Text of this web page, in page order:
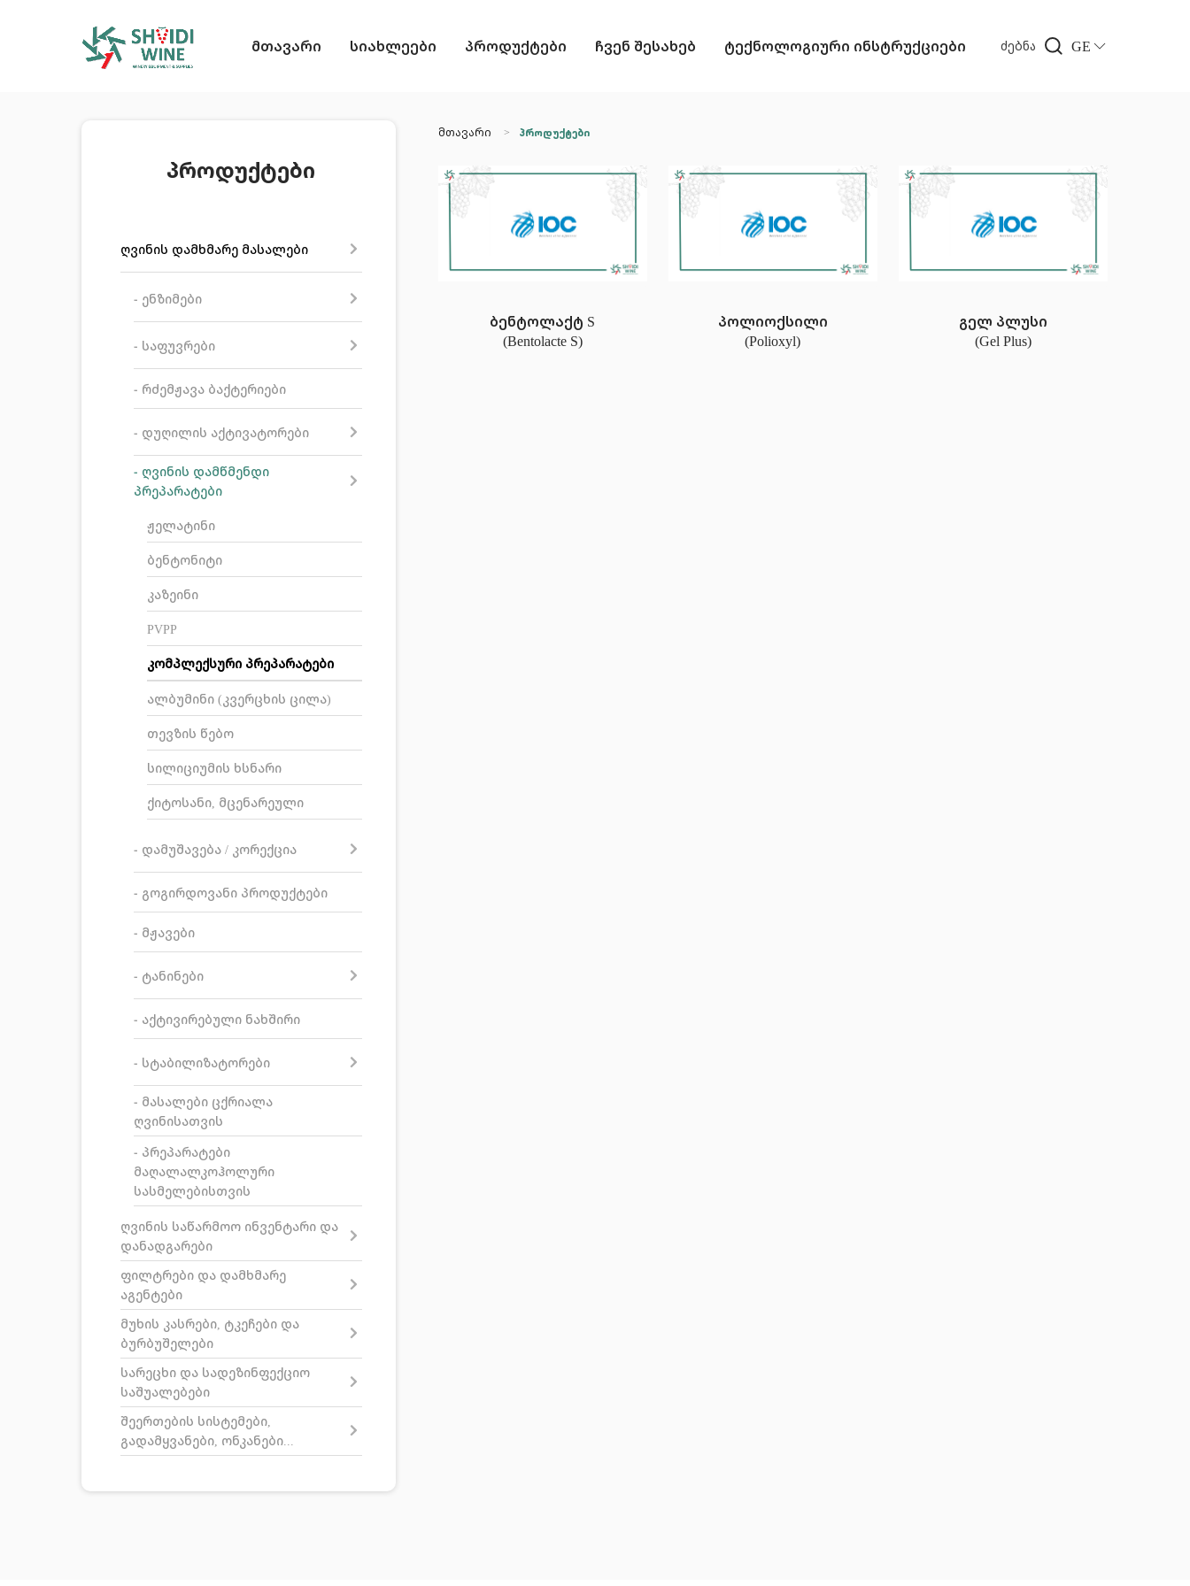
მთავარი სიახლეები პროდუქტები ჩვენ შესახებ ტექნოლოგიური ინსტრუქციები ძებნა GE
პროდუქტები
ღვინის დამხმარე მასალები
- ენზიმები
- საფუვრები
- რძემჟავა ბაქტერიები
- დუღილის აქტივატორები
- ღვინის დამწმენდი
პრეპარატები
ჟელატინი
ბენტონიტი
კაზეინი
PVPP
კომპლექსური პრეპარატები
ალბუმინი (კვერცხის ცილა)
თევზის წებო
სილიციუმის ხსნარი
ქიტოსანი, მცენარეული
- დამუშავება / კორექცია
- გოგირდოვანი პროდუქტები
- მჟავები
- ტანინები
- აქტივირებული ნახშირი
- სტაბილიზატორები
- მასალები ცქრიალა
ღვინისათვის
- პრეპარატები
მაღალალკოჰოლური
სასმელებისთვის
ღვინის საწარმოო ინვენტარი და
დანადგარები
ფილტრები და დამხმარე
აგენტები
მუხის კასრები, ტკეჩები და
ბურბუშელები
სარეცხი და სადეზინფექციო
საშუალებები
შეერთების სისტემები,
გადამყვანები, ონკანები...
მთავარი პროდუქტები
ბენტოლაქტ S
(Bentolacte S)
პოლიოქსილი
(Polioxyl)
გელ პლუსი
(Gel Plus)